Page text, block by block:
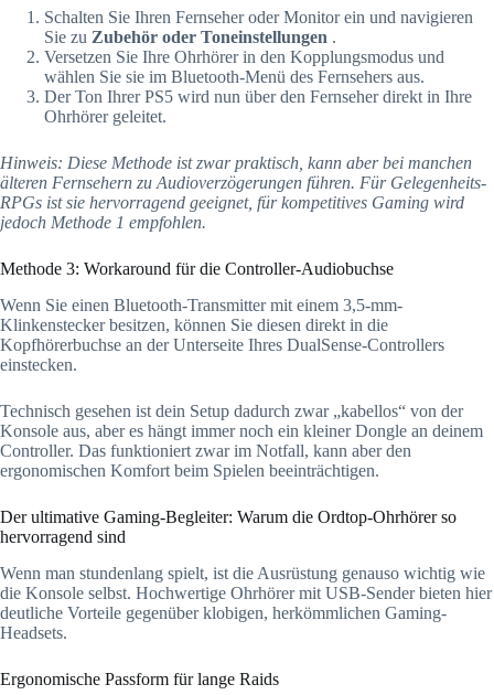
Schalten Sie Ihren Fernseher oder Monitor ein und navigieren
Sie zu Zubehör oder Toneinstellungen .
Versetzen Sie Ihre Ohrhörer in den Kopplungsmodus und
wählen Sie sie im Bluetooth-Menü des Fernsehers aus.
Der Ton Ihrer PS5 wird nun über den Fernseher direkt in Ihre
Ohrhörer geleitet.
Hinweis: Diese Methode ist zwar praktisch, kann aber bei manchen
älteren Fernsehern zu Audioverzögerungen führen. Für Gelegenheits-
RPGs ist sie hervorragend geeignet, für kompetitives Gaming wird
jedoch Methode 1 empfohlen.
Methode 3: Workaround für die Controller-Audiobuchse
Wenn Sie einen Bluetooth-Transmitter mit einem 3,5-mm-
Klinkenstecker besitzen, können Sie diesen direkt in die
Kopfhörerbuchse an der Unterseite Ihres DualSense-Controllers
einstecken.
Technisch gesehen ist dein Setup dadurch zwar „kabellos“ von der
Konsole aus, aber es hängt immer noch ein kleiner Dongle an deinem
Controller. Das funktioniert zwar im Notfall, kann aber den
ergonomischen Komfort beim Spielen beeinträchtigen.
Der ultimative Gaming-Begleiter: Warum die Ordtop-Ohrhörer so
hervorragend sind
Wenn man stundenlang spielt, ist die Ausrüstung genauso wichtig wie
die Konsole selbst. Hochwertige Ohrhörer mit USB-Sender bieten hier
deutliche Vorteile gegenüber klobigen, herkömmlichen Gaming-
Headsets.
Ergonomische Passform für lange Raids